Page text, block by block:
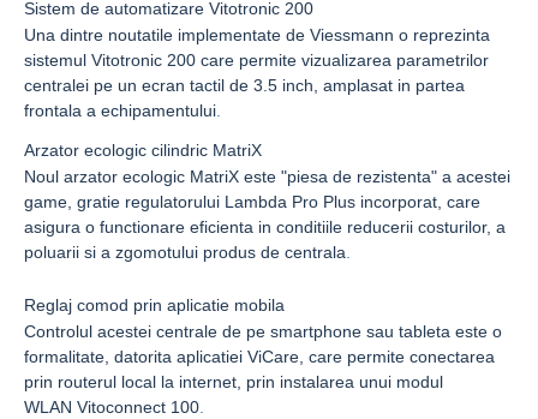
Sistem de automatizare Vitotronic 200
Una dintre noutatile implementate de Viessmann o reprezinta
sistemul Vitotronic 200 care permite vizualizarea parametrilor
centralei pe un ecran tactil de 3.5 inch, amplasat in partea
frontala a echipamentului
Arzator ecologic cilindric MatriX
Noul arzator ecologic MatriX este "piesa de rezistenta" a acestei
game, gratie regulatorului Lambda Pro Plus incorporat, care
asigura o functionare eficienta in conditiile reducerii costurilor, a
poluarii si a zgomotului produs de centrala
Reglaj comod prin aplicatie mobila
Controlul acestei centrale de pe smartphone sau tableta este o
formalitate, datorita aplicatiei ViCare , care permite conectarea
prin routerul local la internet, prin instalarea unui modul
WLAN Vitoconnect 100